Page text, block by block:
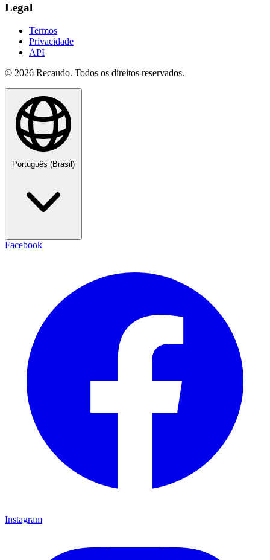
Legal
Termos
Privacidade
API
© 2026 Recaudo. Todos os direitos reservados.
Português (Brasil)
Facebook
Instagram